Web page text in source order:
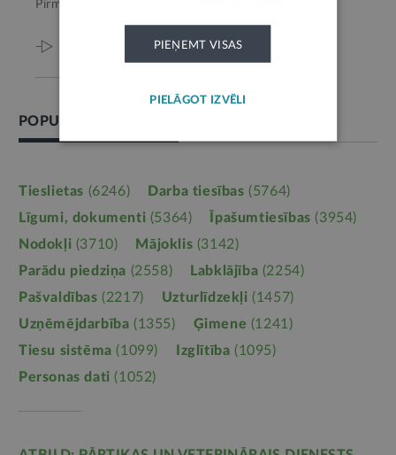
Pirms 3 mēnešiem,
Viss par šo tēmu
POPULĀRĀKĀS TĒMAS
Tieslietas (6246) Darba tiesības (5764)
Līgumi, dokumenti (5364) Īpašumtiesības (3954)
Nodokļi (3710) Mājoklis (3142)
Parādu piedziņa (2558) Labklājība (2254)
Pašvaldības (2217) Uzturlīdzekļi (1457)
Uzņēmējdarbība (1355) Ģimene (1241)
Tiesu sistēma (1099) Izglītība (1095)
Personas dati (1052)
PIEŅEMT VISAS
PIELĀGOT IZVĒLI